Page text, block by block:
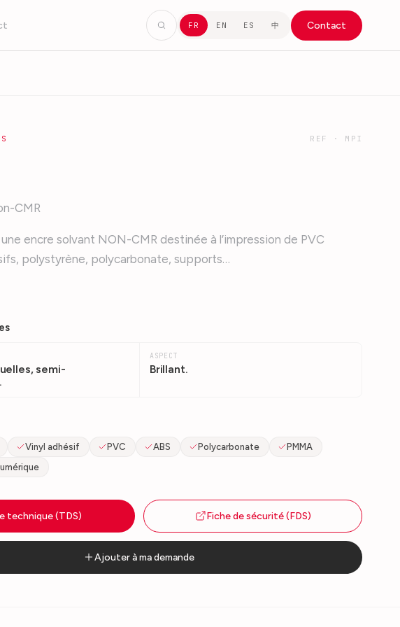
FR EN ES 中 Contact
REF · MPI
CMR
encre solvant NON-CMR destinée à l’impression de PVC
polystyrène, polycarbonate, supports…
semi-
ASPECT
Brillant.
Vinyl adhésif PVC ABS Polycarbonate
PMMA
technique (TDS) Fiche de sécurité (FDS)
Ajouter à ma demande